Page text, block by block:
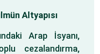
Altyapısı
Arap İsyanı,
cezalandırma,